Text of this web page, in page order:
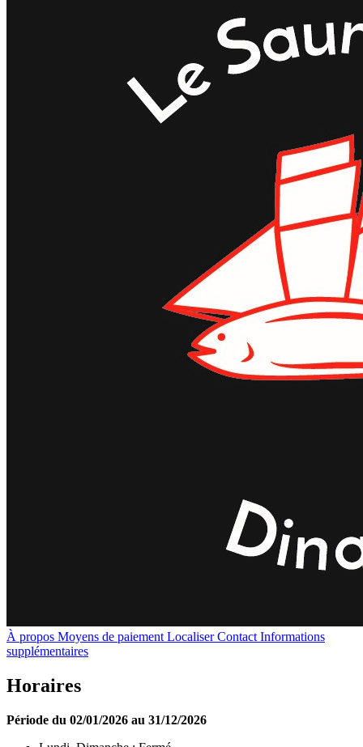
À propos Moyens de paiement Localiser Contact Informations
supplémentaires
Horaires
Période du 02/01/2026 au 31/12/2026